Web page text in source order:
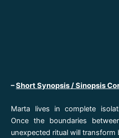
–ShortSynopsis/ Sinopsis
Marta lives in complete
Once the boundaries
unexpected ritual will transform